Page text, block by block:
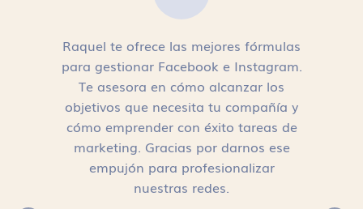
Raquel te ofrece las mejores fórmulas
para gestionar Facebook e Instagram.
Te asesora en cómo alcanzar los
objetivos que necesita tu compañía y
cómo emprender con éxito tareas de
marketing. Gracias por darnos ese
empujón para profesionalizar
nuestras redes.